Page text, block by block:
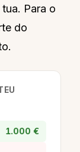
Para o
do
1.000 €